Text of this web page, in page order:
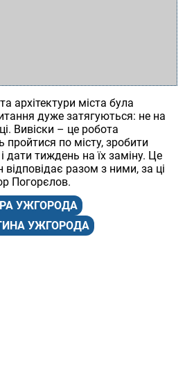
архітектури міста була
дуже затягуються: не на
Вивіски – це робота
пройтися по місту, зробити
дати тиждень на їх заміну. Це
відповідає разом з ними, за ці
Погорєлов.
УЖГОРОДА
УЖГОРОДА